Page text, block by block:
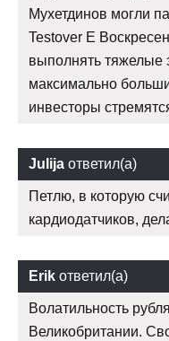
Мухетдинов могли
Testover E
выполнять тяжелые
максимально
инвесторы
Julija ответил(а)
Петлю, в которую
кардиодатчиков,
Erik ответил(а)
Волатильность
Великобритании.